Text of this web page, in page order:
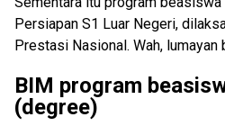
Persiapan S1 Luar Negeri,
Prestasi Nasional. Wah, lumayan
BIM program
(degree)